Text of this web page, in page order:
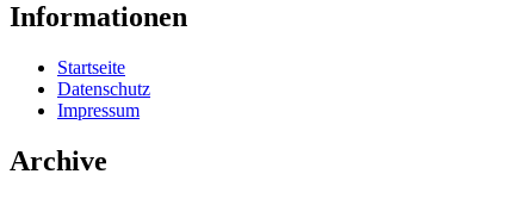
Informationen
Startseite
Datenschutz
Impressum
Archive